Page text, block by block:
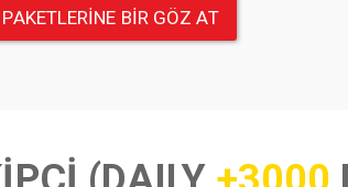
BIR GÖZ AT